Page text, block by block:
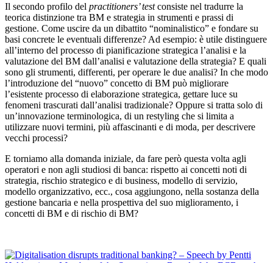
Il secondo profilo del practitioners’ testconsiste nel tradurre la
teorica distinzione tra BM e strategia in strumenti e prassi di
gestione. Come uscire da un dibattito “nominalistico” e fondare su
basi concrete le eventuali differenze? Ad esempio: è utile distinguere
all’interno del processo di pianificazione strategica l’analisi e la
valutazione del BM dall’analisi e valutazione della strategia? E quali
sono gli strumenti, differenti, per operare le due analisi? In che modo
l’introduzione del “nuovo” concetto di BM può migliorare
l’esistente processo di elaborazione strategica, gettare luce su
fenomeni trascurati dall’analisi tradizionale? Oppure si tratta solo di
un’innovazione terminologica, di un restyling che si limita a
utilizzare nuovi termini, più affascinanti e di moda, per descrivere
vecchi processi?
E torniamo alla domanda iniziale, da fare però questa volta agli
operatori e non agli studiosi di banca: rispetto ai concetti noti di
strategia, rischio strategico e di business, modello di servizio,
modello organizzativo, ecc., cosa aggiungono, nella sostanza della
gestione bancaria e nella prospettiva del suo miglioramento, i
concetti di BM e di rischio di BM?